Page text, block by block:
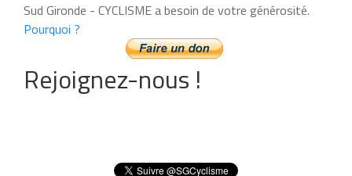
Sud Gironde - CYCLISME a besoin de votre générosité.
Pourquoi ?
Rejoignez-nous !